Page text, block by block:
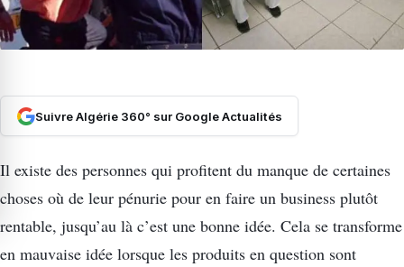
Suivre Algérie 360° sur Google Actualités
Il existe des personnes qui profitent du manque de certaines
choses où de leur pénurie pour en faire un business plutôt
rentable, jusqu’au là c’est une bonne idée. Cela se transforme
en mauvaise idée lorsque les produits en question sont